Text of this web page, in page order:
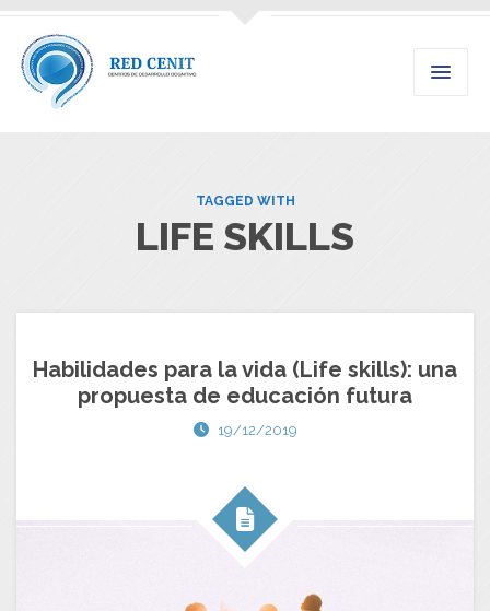
TAGGED WITH
LIFE SKILLS
Habilidades para la vida (Life skills): una
propuesta de educación futura
19/12/2019